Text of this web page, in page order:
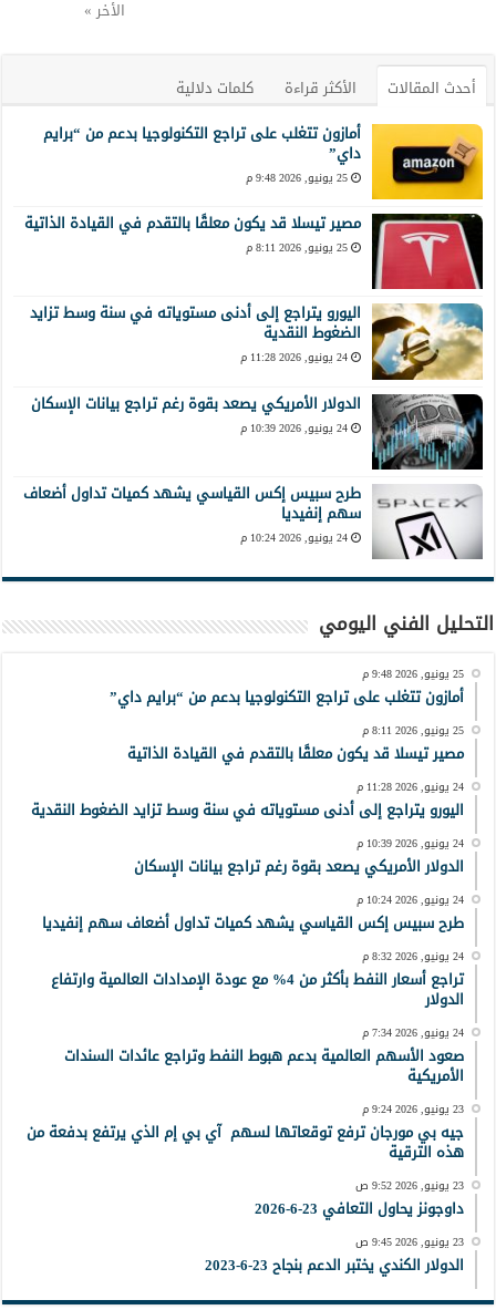
الأخر »
أحدث المقالات الأكثر قراءة
كلمات دلالية
أمازون تتغلب على تراجع التكنولوجيا بدعم من “برايم
داي”
25 يونيو, 2026 9:48 م
مصير تيسلا قد يكون معلقًا بالتقدم في القيادة الذاتية
25 يونيو, 2026 8:11 م
اليورو يتراجع إلى أدنى مستوياته في سنة وسط تزايد
الضغوط النقدية
24 يونيو, 2026 11:28 م
الدولار الأمريكي يصعد بقوة رغم تراجع بيانات الإسكان
24 يونيو, 2026 10:39 م
طرح سبيس إكس القياسي يشهد كميات تداول أضعاف
سهم إنفيديا
24 يونيو, 2026 10:24 م
التحليل الفني اليومي
25 يونيو, 2026 9:48 م
أمازون تتغلب على تراجع التكنولوجيا بدعم من “برايم داي”
25 يونيو, 2026 8:11 م
مصير تيسلا قد يكون معلقًا بالتقدم في القيادة الذاتية
24 يونيو, 2026 11:28 م
اليورو يتراجع إلى أدنى مستوياته في سنة وسط تزايد الضغوط النقدية
24 يونيو, 2026 10:39 م
الدولار الأمريكي يصعد بقوة رغم تراجع بيانات الإسكان
24 يونيو, 2026 10:24 م
طرح سبيس إكس القياسي يشهد كميات تداول أضعاف سهم إنفيديا
24 يونيو, 2026 8:32 م
تراجع أسعار النفط بأكثر من 4% مع عودة الإمدادات العالمية وارتفاع
الدولار
24 يونيو, 2026 7:34 م
صعود الأسهم العالمية بدعم هبوط النفط وتراجع عائدات السندات
الأمريكية
23 يونيو, 2026 9:24 م
جيه بي مورجان ترفع توقعاتها لسهم آي بي إم الذي يرتفع بدفعة من
هذه الترقية
23 يونيو, 2026 9:52 ص
داوجونز يحاول التعافي 23-6-2026
23 يونيو, 2026 9:45 ص
الدولار الكندي يختبر الدعم بنجاح 23-6-2023